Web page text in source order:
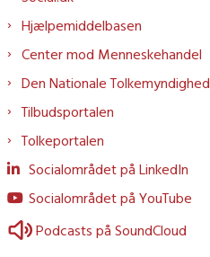
Hjælpemiddelbasen
Center mod Menneskehandel
Den Nationale Tolkemyndighed
Tilbudsportalen
Tolkeportalen
Socialområdet på LinkedIn
Socialområdet på YouTube
Podcasts på SoundCloud